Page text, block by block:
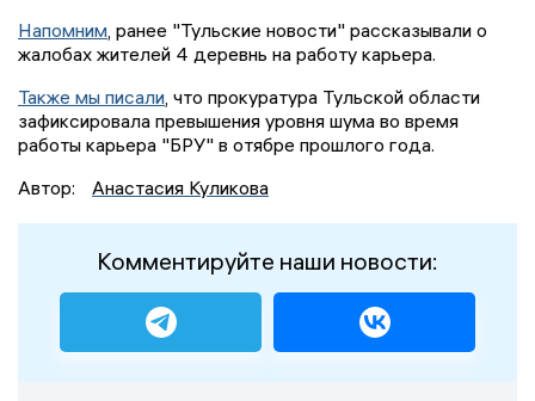
Напомним , ранее "Тульские новости" рассказывали о
жалобах жителей 4 деревнь на работу карьера.
Также мы писали , что прокуратура Тульской области
зафиксировала превышения уровня шума во время
работы карьера "БРУ" в отябре прошлого года.
Автор:
Анастасия Куликова
Комментируйте наши новости: